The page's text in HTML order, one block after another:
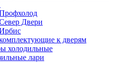
Двери
к дверям
холодильные
лари